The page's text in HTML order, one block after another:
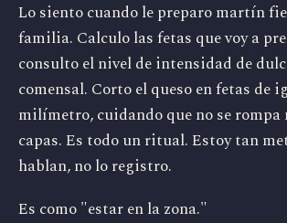
Lo siento cuando le preparo martín
familia. Calculo las fetas que voy a
consulto el nivel de intensidad de
comensal. Corto el queso en fetas de
milímetro, cuidando que no se rompa
capas. Es todo un ritual. Estoy tan
hablan, no lo registro.
Es como "estar en la zona."